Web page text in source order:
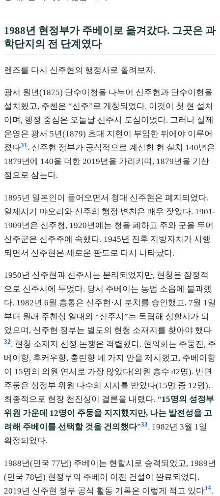
1988년 현정부가 주베이로 옮겨갔다. 그곳은 과
학단지의 전 단계였다
렌즈를 다시 신주현의 행정사로 돌려보자.
광서 원년(1875) 단수이청을 나누어 신주현과 단수이현을
설치했고, 주첸은 “신주”로 개칭되었다. 이것이 첫 현 설치
이며, 행정 중심은 오늘날 신주시 도심이었다. 그러나 실제
운영은 광서 5년(1879) 초대 지현이 부임한 뒤에야 이루어
졌다31 . 신주현 정부가 공식적으로 계산한 현 설치 140년은
1879년에 140을 더한 2019년을 가리키며, 1879년을 기산
점으로 삼는다.
1895년 일본인이 들어오면서 청대 신주현은 폐지되었다.
일제시기 먀오리와 신주의 행정 변천은 매우 잦았다. 1901-
1909년은 신주청, 1920년에는 청을 폐하고 주와 군을 두어
신주군은 신주주에 속했다. 1945년 전후 지방자치가 시행
되면서 신주현은 새로운 판도로 다시 나타났다.
1950년 신주현과 신주시는 분리되었지만, 현청은 잠정적
으로 신주시에 두었다. 당시 주베이는 농업 소읍에 불과했
다. 1982년 6월 총통은 신주현·시 분치를 승인했고, 7월 1일
부터 원래 주첸성 일대의 “신주시”는 독립해 성할시가 되
었으며, 신주현 정부는 별도의 현청 소재지를 찾아야 했다
32. 현청 소재지 선정 논쟁은 격렬했다. 현의회는 주둥진, 주
베이향, 후커우향, 충린향 네 가지 안을 제시했고, 주베이향
이 15명의 의원 연서로 가장 많았다(의원 총수 42명). 반면
주둥은 성정부 위원 다수의 지지를 받았다(15명 중 12명).
최종적으로 현장 천진싱이 결론을 내렸다. “15명의 성정부
위원 가운데 12명이 주둥을 지지했지만, 나는 발전성을 고
려해 주베이를 선택할 것을 건의했다”33. 1982년 3월 1일
확정되었다.
1988년(민국 77년) 주베이는 현할시로 승격되었고, 1989년
(민국 78년) 현정부의 주베이 이전 건설이 완료되었다.
2019년 신주현 정부 공식 활동 기록은 이렇게 적고 있다34.